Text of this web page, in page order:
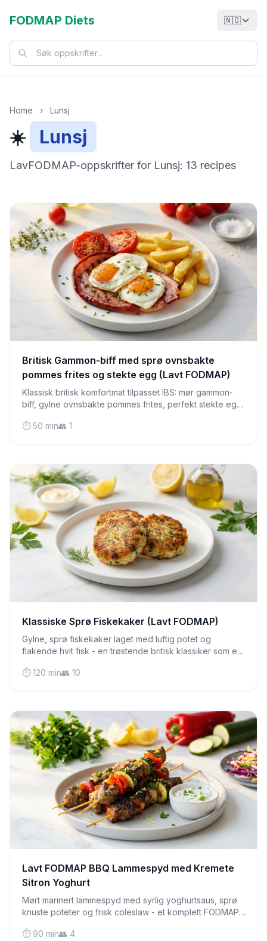
FODMAP Diets 🇳🇴
Home › Lunsj
☀️ Lunsj
LavFODMAP-oppskrifter for Lunsj: 13 recipes
Britisk Gammon-biff med sprø ovnsbakte
pommes frites og stekte egg (Lavt FODMAP)
Klassisk britisk komfortmat tilpasset IBS: mør gammon-
biff, gylne ovnsbakte pommes frites, perfekt stekte egg
⏱️ 50 min👥 1
Klassiske Sprø Fiskekaker (Lavt FODMAP)
Gylne, sprø fiskekaker laget med luftig potet og
flakende hvit fisk - en trøstende britisk klassiker som er
hverdagsmiddager.
⏱️ 120 min👥 10
Lavt FODMAP BBQ Lammespyd med Kremete
Sitron Yoghurt
Mørt marinert lammespyd med syrlig yoghurtsaus, sprø
knuste poteter og frisk coleslaw - et komplett FODMAP-
⏱️ 90 min👥 4